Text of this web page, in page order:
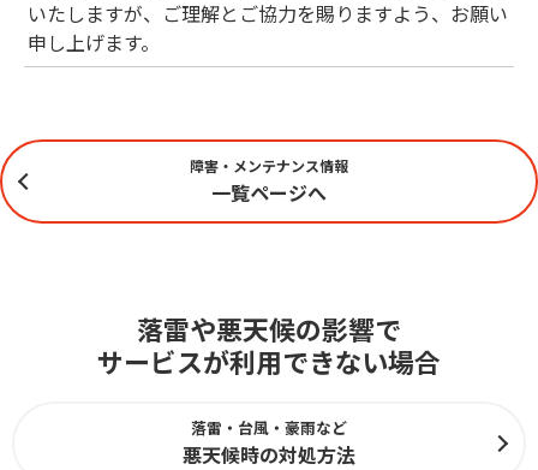
いたしますが、ご理解とご協力を賜りますよう、お願い
申し上げます。
障害・メンテナンス情報
一覧ページへ
落雷や悪天候の影響で
サービスが利用できない場合
落雷・台風・豪雨など
悪天候時の対処方法